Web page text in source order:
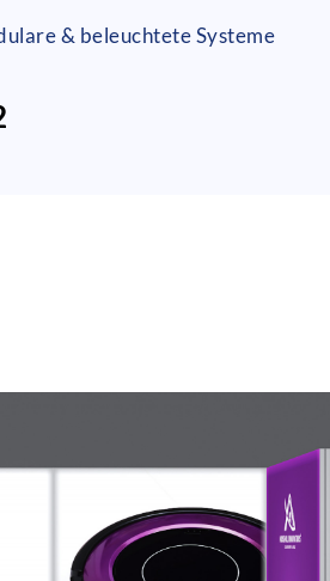
& beleuchtete Systeme